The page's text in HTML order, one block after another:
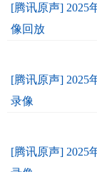
[腾讯原声] 2025
像回放
[腾讯原声] 2025
录像
[腾讯原声] 2025